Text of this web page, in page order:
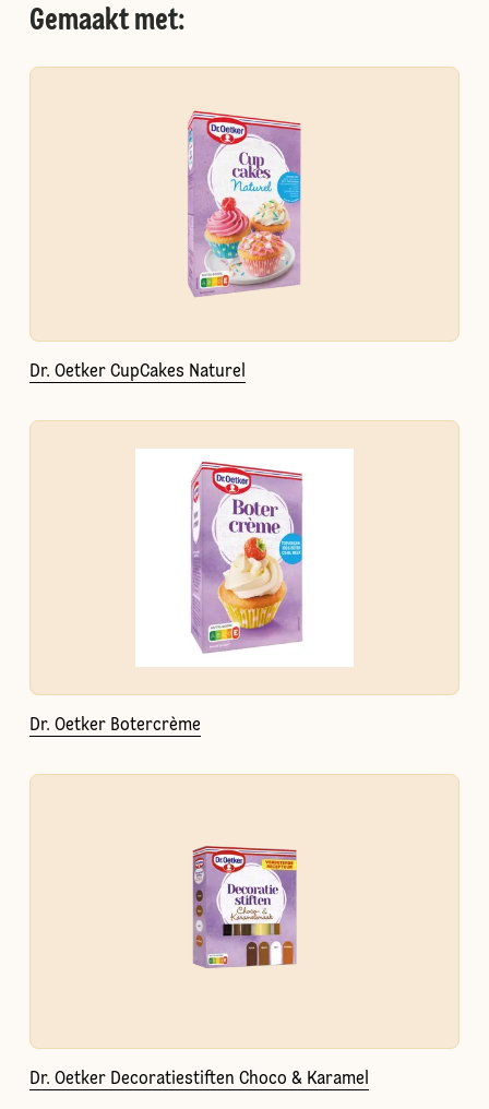
Gemaakt met:
Dr. Oetker CupCakes Naturel
Dr. Oetker Botercrème
Dr. Oetker Decoratiestiften Choco & Karamel